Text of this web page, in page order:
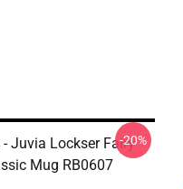
Juvia Lockser Fairy
Mug RB0607
-20%